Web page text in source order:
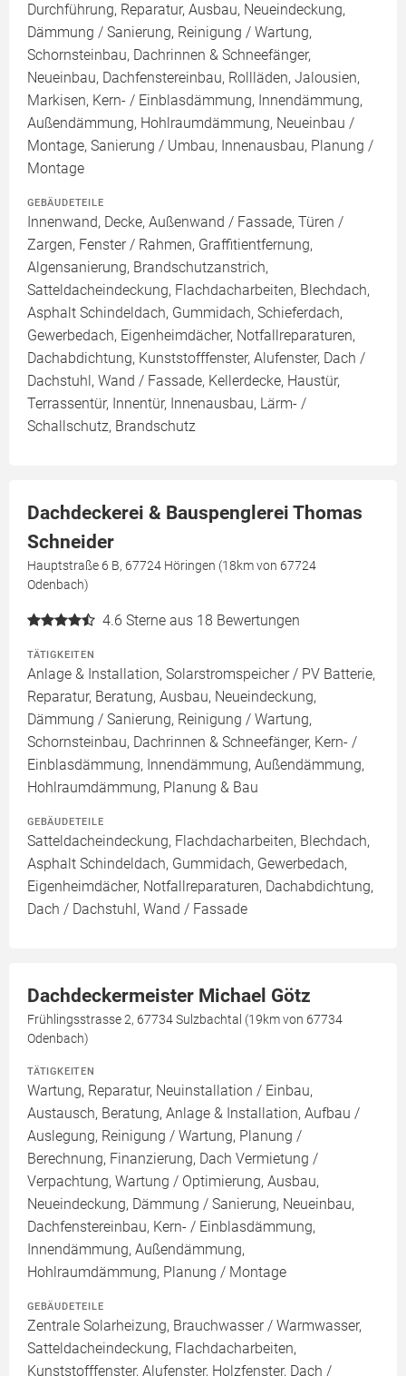
Durchführung, Reparatur, Ausbau, Neueindeckung,
Dämmung / Sanierung, Reinigung / Wartung,
Schornsteinbau, Dachrinnen & Schneefänger,
Neueinbau, Dachfenstereinbau, Rollläden, Jalousien,
Markisen, Kern- / Einblasdämmung, Innendämmung,
Außendämmung, Hohlraumdämmung, Neueinbau /
Montage, Sanierung / Umbau, Innenausbau, Planung /
Montage
GEBÄUDETEILE
Innenwand, Decke, Außenwand / Fassade, Türen /
Zargen, Fenster / Rahmen, Graffitientfernung,
Algensanierung, Brandschutzanstrich,
Satteldacheindeckung, Flachdacharbeiten, Blechdach,
Asphalt Schindeldach, Gummidach, Schieferdach,
Gewerbedach, Eigenheimdächer, Notfallreparaturen,
Dachabdichtung, Kunststofffenster, Alufenster, Dach /
Dachstuhl, Wand / Fassade, Kellerdecke, Haustür,
Terrassentür, Innentür, Innenausbau, Lärm- /
Schallschutz, Brandschutz
Dachdeckerei & Bauspenglerei Thomas
Schneider
Hauptstraße 6 B, 67724 Höringen (18km von 67724
Odenbach)
4.6 Sterne aus 18 Bewertungen
TÄTIGKEITEN
Anlage & Installation, Solarstromspeicher / PV Batterie,
Reparatur, Beratung, Ausbau, Neueindeckung,
Dämmung / Sanierung, Reinigung / Wartung,
Schornsteinbau, Dachrinnen & Schneefänger, Kern- /
Einblasdämmung, Innendämmung, Außendämmung,
Hohlraumdämmung, Planung & Bau
GEBÄUDETEILE
Satteldacheindeckung, Flachdacharbeiten, Blechdach,
Asphalt Schindeldach, Gummidach, Gewerbedach,
Eigenheimdächer, Notfallreparaturen, Dachabdichtung,
Dach / Dachstuhl, Wand / Fassade
Dachdeckermeister Michael Götz
Frühlingsstrasse 2, 67734 Sulzbachtal (19km von 67734
Odenbach)
TÄTIGKEITEN
Wartung, Reparatur, Neuinstallation / Einbau,
Austausch, Beratung, Anlage & Installation, Aufbau /
Auslegung, Reinigung / Wartung, Planung /
Berechnung, Finanzierung, Dach Vermietung /
Verpachtung, Wartung / Optimierung, Ausbau,
Neueindeckung, Dämmung / Sanierung, Neueinbau,
Dachfenstereinbau, Kern- / Einblasdämmung,
Innendämmung, Außendämmung,
Hohlraumdämmung, Planung / Montage
GEBÄUDETEILE
Zentrale Solarheizung, Brauchwasser / Warmwasser,
Satteldacheindeckung, Flachdacharbeiten,
Kunststofffenster, Alufenster, Holzfenster, Dach /